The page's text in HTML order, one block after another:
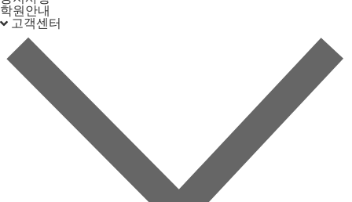
학원안내
고객센터